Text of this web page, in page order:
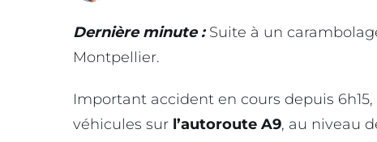
Dernière minute :Suite à un
Montpellier.
Important accident en cours depuis
véhicules sur l’autoroute A9, au niveau